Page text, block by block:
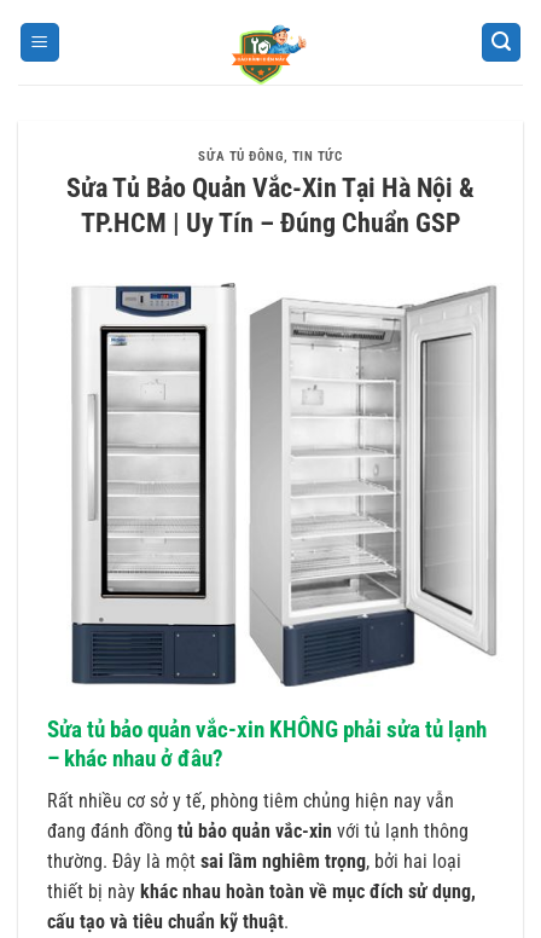
SỬA TỦ ĐÔNG, TIN TỨC
Sửa Tủ Bảo Quản Vắc-Xin Tại Hà Nội &
TP.HCM | Uy Tín – Đúng Chuẩn GSP
Sửa tủ bảo quản vắc-xin KHÔNG phải sửa tủ lạnh
– khác nhau ở đâu?
Rất nhiều cơ sở y tế, phòng tiêm chủng hiện nay vẫn
đang đánh đồng tủ bảo quản vắc-xin với tủ lạnh thông
thường. Đây là một sai lầm nghiêm trọng, bởi hai loại
thiết bị này khác nhau hoàn toàn về mục đích sử dụng,
cấu tạo và tiêu chuẩn kỹ thuật.